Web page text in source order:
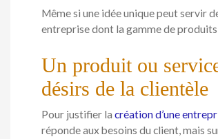
Même si une idée unique peut servir
entreprise dont la gamme de
Un produit ou
désirs de la clientèle
Pour justifier la création d’une
réponde aux besoins du client, mais